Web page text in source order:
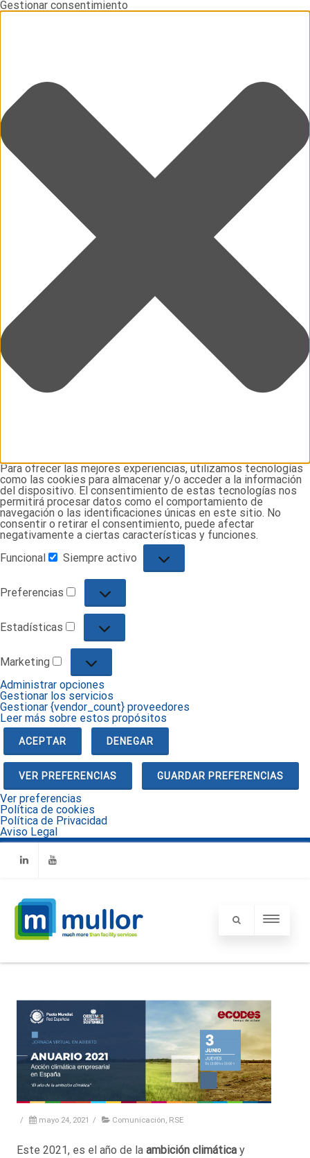
Gestionar consentimiento
Para ofrecer las mejores experiencias, utilizamos tecnologías
como las cookies para almacenar y/o acceder a la información
del dispositivo. El consentimiento de estas tecnologías nos
permitirá procesar datos como el comportamiento de
navegación o las identificaciones únicas en este sitio. No
consentir o retirar el consentimiento, puede afectar
negativamente a ciertas características y funciones.
Funcional
Funcional
Siempre activo
Preferencias
Preferencias
Estadísticas
Estadísticas
Marketing
Marketing
Administrar opciones
Gestionar los servicios
Gestionar {vendor_count} proveedores
Leer más sobre estos propósitos
ACEPTAR DENEGAR
VER PREFERENCIAS GUARDAR PREFERENCIAS
Ver preferencias
Política de cookies
Política de Privacidad
Aviso Legal
LinkedinYoutube
/ mayo 24, 2021 / Comunicación, RSE
Este 2021, es el año de la ambición climática y